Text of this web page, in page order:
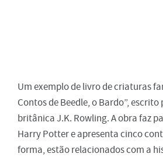
Um exemplo de livro de criaturas
Contos de Beedle, o Bardo”,
britânica J.K. Rowling. A obra faz
Harry Potter e apresenta cinco
forma, estão relacionados com a